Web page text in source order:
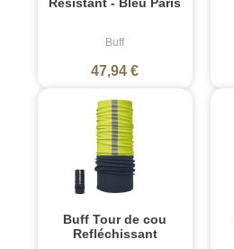
Buff
47,94 €
Buff Tour de cou
Refléchissant